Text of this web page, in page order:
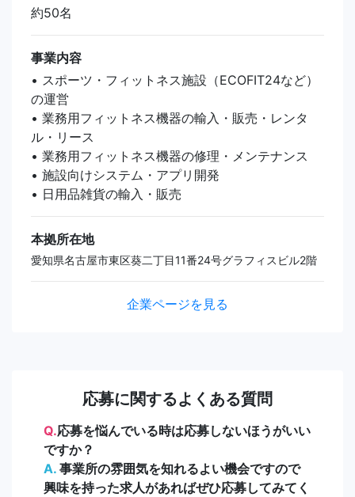
約50名
事業内容
• スポーツ・フィットネス施設（ECOFIT24など）
の運営
• 業務用フィットネス機器の輸入・販売・レンタ
ル・リース
• 業務用フィットネス機器の修理・メンテナンス
• 施設向けシステム・アプリ開発
• 日用品雑貨の輸入・販売
本拠所在地
愛知県名古屋市東区葵二丁目11番24号グラフィスビル2階
企業ページを見る
応募に関するよくある質問
Q.応募を悩んでいる時は応募しないほうがいい
ですか？
A. 事業所の雰囲気を知れるよい機会ですので
興味を持った求人があればぜひ応募してみてく